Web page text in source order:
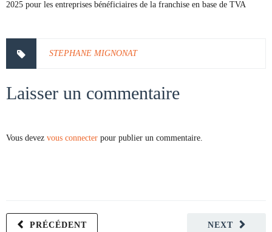
2025 pour les entreprises bénéficiaires de la franchise en base de TVA
STEPHANE MIGNONAT
Laisser un commentaire
Vous devez vous connecter pour publier un commentaire.
NEXT
PRÉCÉDENT